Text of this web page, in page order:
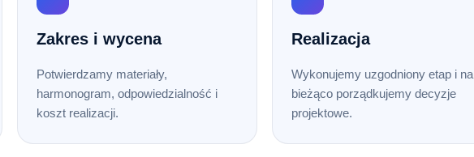
Zakres i wycena
Potwierdzamy materiały,
harmonogram, odpowiedzialność i
koszt realizacji.
Realizacja
Wykonujemy uzgodniony etap i na
bieżąco porządkujemy decyzje
projektowe.